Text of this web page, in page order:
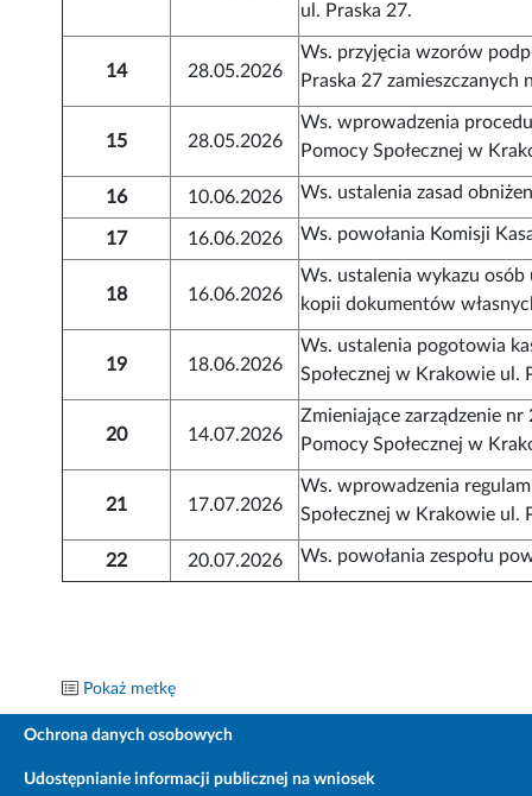
ul. Praska 27.
14 28.05.2026
Ws. przyjęcia wzorów
Praska 27
15 28.05.2026
Ws. wprowadzenia
Pomocy Społecznej w
16 10.06.2026 Ws. ustalenia zasad
17 16.06.2026 Ws. powołania Komisji
18 16.06.2026
Ws. ustalenia wykazu
kopii dokumentów
19 18.06.2026
Ws. ustalenia pogotowia
Społecznej w Krakowie ul.
20 14.07.2026
Zmieniające zarządzenie
Pomocy Społecznej w
21 17.07.2026
Ws. wprowadzenia
Społecznej w Krakowie ul.
22 20.07.2026 Ws. powołania zespołu
Pokaż metkę
Ochrona danych osobowych
Udostępnianie informacji publicznej na wniosek